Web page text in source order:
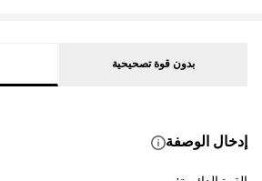
بدون قوة تصحيحية
إدخال الوصفة